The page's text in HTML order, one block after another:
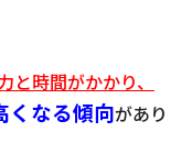
と時間がかかり、
くなる傾向があり